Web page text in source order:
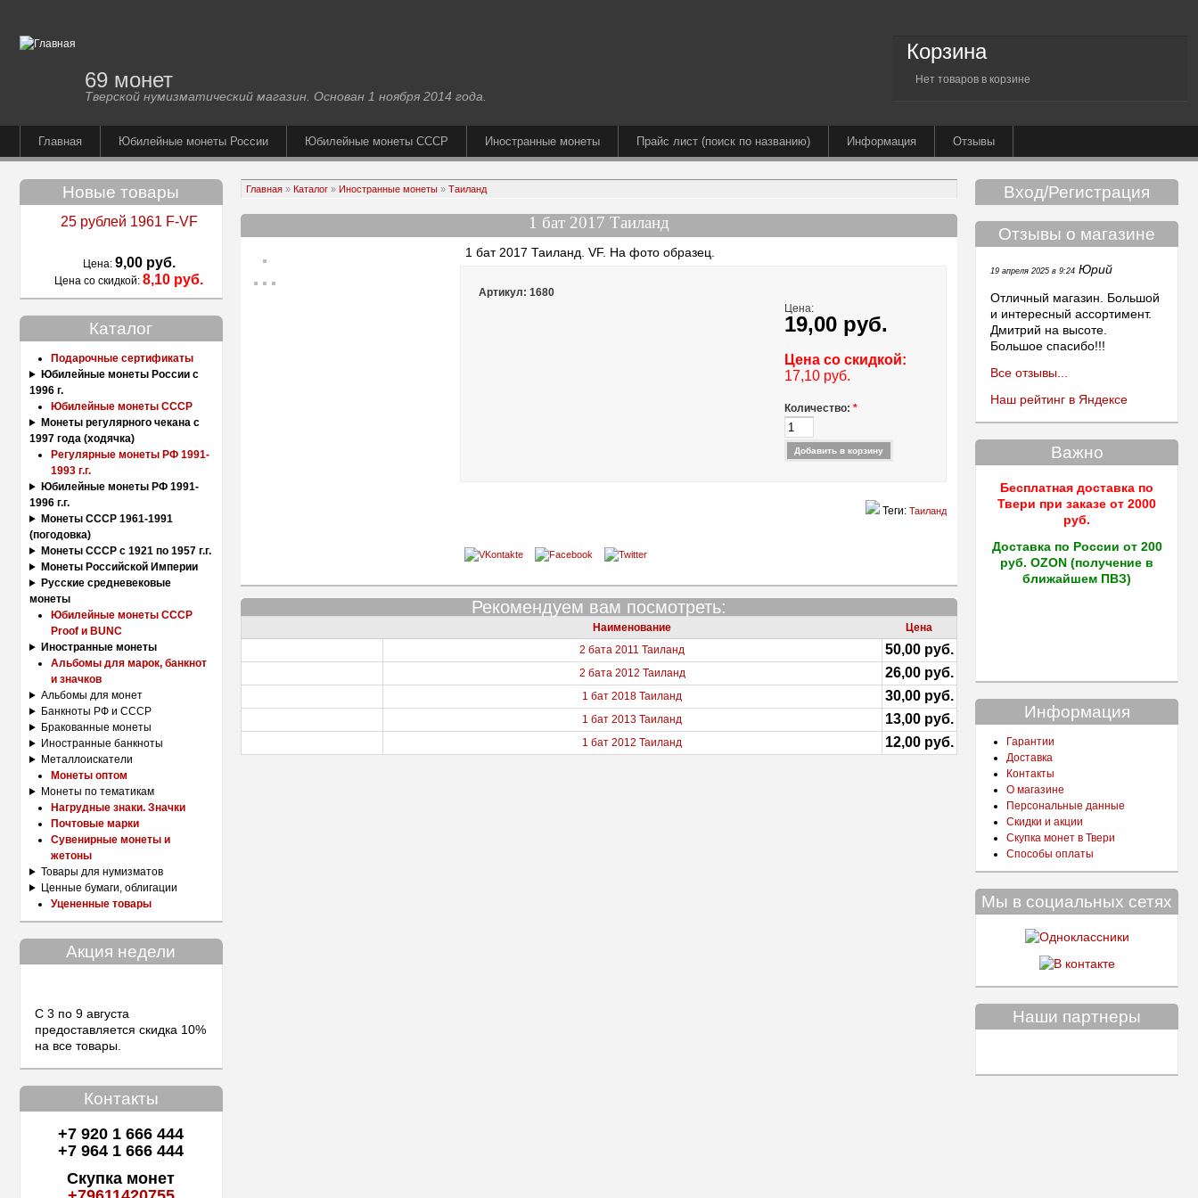
69 монет
Тверской нумизматический магазин. Основан 1 ноября 2014 года.
Корзина
Нет товаров в корзине
Главная Юбилейные монеты России Юбилейные монеты СССР Иностранные монеты Прайс лист (поиск по названию) Информация Отзывы
Новые товары
25 рублей 1961 F-VF
Цена: 9,00 руб.
Цена со скидкой:8,10 руб.
Каталог
Подарочные сертификаты
Юбилейные монеты России с
1996 г.
Юбилейные монеты СССР
Монеты регулярного чекана с
1997 года (ходячка)
Регулярные монеты РФ 1991-
1993 г.г.
Юбилейные монеты РФ 1991-
1996 г.г.
Монеты СССР 1961-1991
(погодовка)
Монеты СССР с 1921 по 1957 г.г.
Монеты Российской Империи
Русские средневековые
монеты
Юбилейные монеты СССР
Proof и BUNC
Иностранные монеты
Альбомы для марок, банкнот
и значков
Альбомы для монет
Банкноты РФ и СССР
Бракованные монеты
Иностранные банкноты
Металлоискатели
Монеты оптом
Монеты по тематикам
Нагрудные знаки. Значки
Почтовые марки
Сувенирные монеты и
жетоны
Товары для нумизматов
Ценные бумаги, облигации
Уцененные товары
Акция недели
С 3 по 9 августа
предоставляется скидка 10%
на все товары.
Контакты
+7 920 1 666 444
+7 964 1 666 444
Скупка монет
Главная» Каталог» Иностранные монеты» Таиланд
1 бат 2017 Таиланд
1 бат 2017 Таиланд. VF. На фото образец.
Артикул: 1680
Цена:
19,00 руб.
Цена со скидкой:
17,10 руб.
Количество:*
Теги:Таиланд
Рекомендуем вам посмотреть:
Наименование
Цена
2 бата 2011 Таиланд
50,00 руб.
2 бата 2012 Таиланд 26,00 руб.
1 бат 2018 Таиланд 30,00 руб.
1 бат 2013 Таиланд 13,00 руб.
1 бат 2012 Таиланд 12,00 руб.
Вход/Регистрация
Отзывы о магазине
19 апреля 2025 в 9:24 Юрий
Отличный магазин. Большой
и интересный ассортимент.
Дмитрий на высоте.
Большое спасибо!!!
Все отзывы...
Наш рейтинг в Яндексе
Важно
Бесплатная доставка по
Твери при заказе от 2000
руб.
Доставка по России от 200
руб. OZON (получение в
ближайшем ПВЗ)
Информация
Гарантии
Доставка
Контакты
О магазине
Персональные данные
Скидки и акции
Скупка монет в Твери
Способы оплаты
Мы в социальных сетях
Наши партнеры